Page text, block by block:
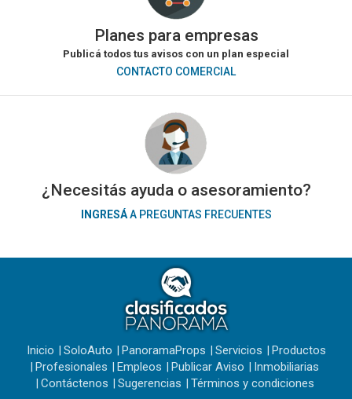
Planes para empresas
Publicá todos tus avisos con un plan especial
CONTACTO COMERCIAL
¿Necesitás ayuda o asesoramiento?
INGRESÁA PREGUNTAS FRECUENTES
Inicio SoloAuto PanoramaProps Servicios
Productos
Profesionales
Empleos Publicar Aviso
Inmobiliarias
Contáctenos
Sugerencias Términos y condiciones